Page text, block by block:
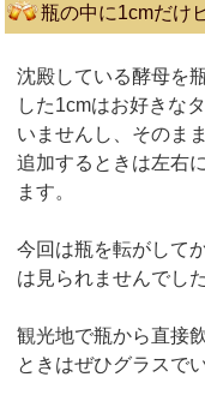
瓶の中に1cmだけ
沈殿している酵母を
した1cmはお好きな
いませんし、そのま
追加するときは左右
ます。
今回は瓶を転がして
は見られませんでした
観光地で瓶から直接
ときはぜひグラスで